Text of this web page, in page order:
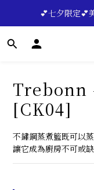
🔥💪My
💕七夕限定💕
一分鐘
Trebonn
[CK04]
不鏽鋼蒸煮籃既可以
讓它成為廚房不可或